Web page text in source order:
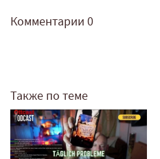
Комментарии 0
Также по теме